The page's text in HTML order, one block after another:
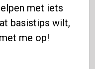
met iets
basistips wilt,
me op!